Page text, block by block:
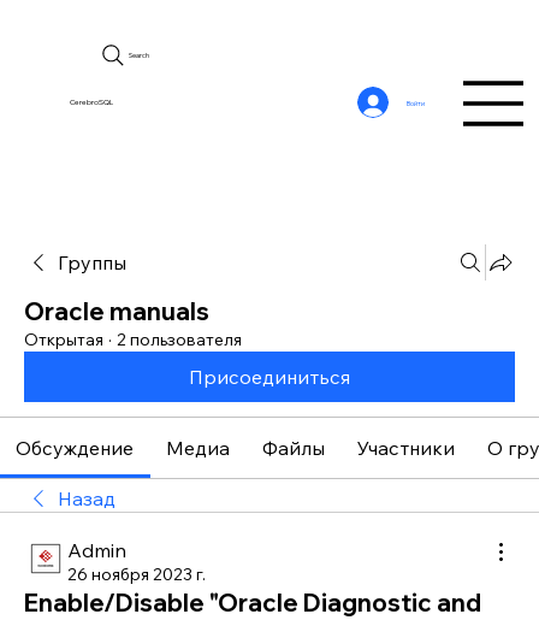
CerebroSQL
Search
Войти
Группы
Oracle manuals
Открытая · 2 пользователя
Присоединиться
Обсуждение Медиа Файлы Участники О
Назад
Admin
26 ноября 2023 г.
Enable/Disable "Oracle Diagnostic and